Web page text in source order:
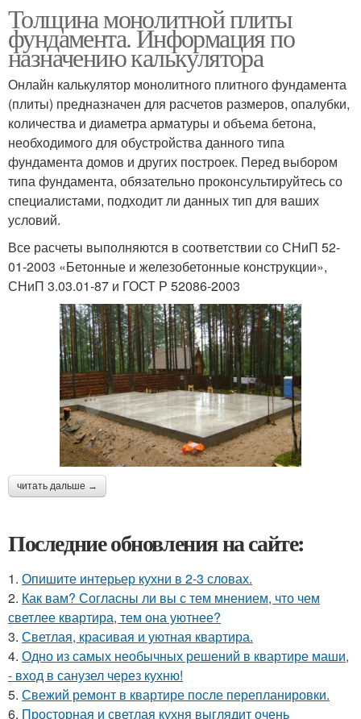
Толщина монолитной плиты
фундамента. Информация по
назначению калькулятора
Онлайн калькулятор монолитного плитного фундамента
(плиты) предназначен для расчетов размеров, опалубки,
количества и диаметра арматуры и объема бетона,
необходимого для обустройства данного типа
фундамента домов и других построек. Перед выбором
типа фундамента, обязательно проконсультируйтесь со
специалистами, подходит ли данных тип для ваших
условий.
Все расчеты выполняются в соответствии со СНиП 52-
01-2003 «Бетонные и железобетонные конструкции»,
СНиП 3.03.01-87 и ГОСТ Р 52086-2003
читать дальше →
Последние обновления на сайте:
1. Опишите интерьер кухни в 2-3 словах.
2. Как вам? Согласны ли вы с тем мнением, что чем
светлее квартира, тем она уютнее?
3. Светлая, красивая и уютная квартира.
4. Одно из самых необычных решений в квартире маши,
- вход в санузел через кухню!
5. Свежий ремонт в квартире после перепланировки.
6. Просторная и светлая кухня выглядит очень